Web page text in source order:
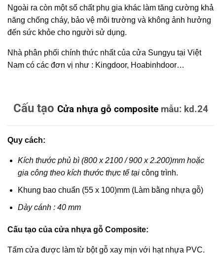
Ngoài ra còn một số chất phụ gia khác làm tăng cường khả
năng chống cháy, bảo vệ môi trường và không ảnh hưởng
đến sức khỏe cho người sử dụng.
Nhà phân phối chính thức nhất của cửa Sungyu tại Việt
Nam có các đơn vị như : Kingdoor, Hoabinhdoor…
Cấu tạo Cửa nhựa gỗ compositemẫu: kd.24
Quy cách:
Kích thước phủ bì (800 x 2100 / 900 x 2.200)mm hoặc
gia công theo kích thước thực tế tại công trình.
Khung bao chuẩn (55 x 100)mm (Làm bằng nhựa gỗ)
Dày cánh : 40 mm
Cấu tạo của cửa nhựa gỗ Composite:
Tấm cửa được làm từ bột gỗ xay mịn với hạt nhựa PVC.